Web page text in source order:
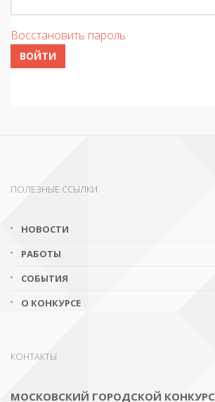
Восстановить пароль
ВОЙТИ
ПОЛЕЗНЫЕ ССЫЛКИ
НОВОСТИ
РАБОТЫ
СОБЫТИЯ
О КОНКУРСЕ
КОНТАКТЫ
МОСКОВСКИЙ ГОРОДСКОЙ КОНКУРС